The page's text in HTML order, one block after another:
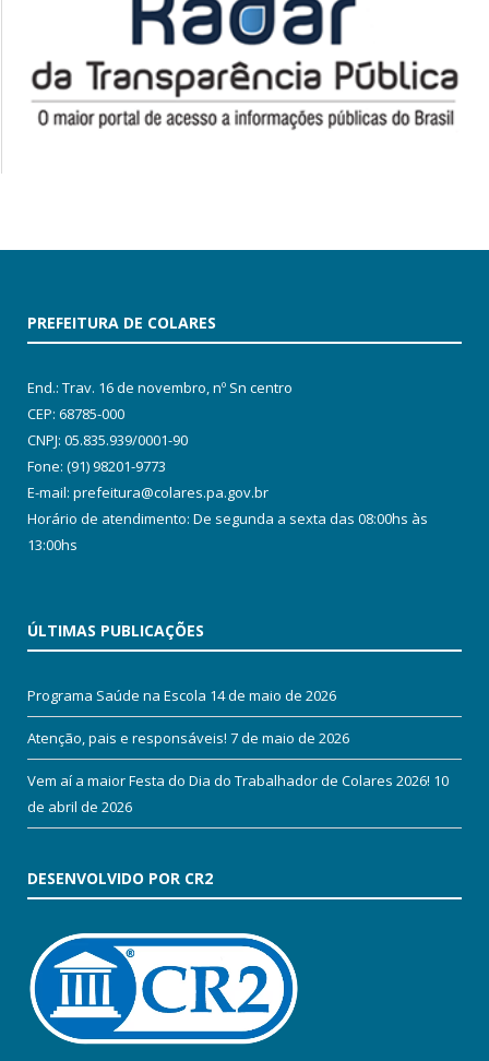
PREFEITURA DE COLARES
End.: Trav. 16 de novembro, nº Sn centro
CEP: 68785-000
CNPJ: 05.835.939/0001-90
Fone: (91) 98201-9773
E-mail: prefeitura@colares.pa.gov.br
Horário de atendimento: De segunda a sexta das 08:00hs às
13:00hs
ÚLTIMAS PUBLICAÇÕES
Programa Saúde na Escola 14 de maio de 2026
Atenção, pais e responsáveis! 7 de maio de 2026
Vem aí a maior Festa do Dia do Trabalhador de Colares 2026! 10
de abril de 2026
DESENVOLVIDO POR CR2